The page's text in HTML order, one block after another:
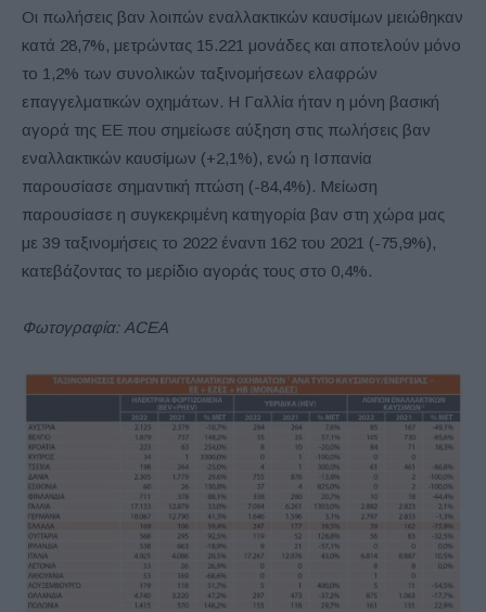
Οι πωλήσεις βαν λοιπών εναλλακτικών καυσίμων μειώθηκαν
κατά 28,7%, μετρώντας 15.221 μονάδες και αποτελούν μόνο
το 1,2% των συνολικών ταξινομήσεων ελαφρών
επαγγελματικών οχημάτων. Η Γαλλία ήταν η μόνη βασική
αγορά της ΕΕ που σημείωσε αύξηση στις πωλήσεις βαν
εναλλακτικών καυσίμων (+2,1%), ενώ η Ισπανία
παρουσίασε σημαντική πτώση (-84,4%). Μείωση
παρουσίασε η συγκεκριμένη κατηγορία βαν στη χώρα μας
με 39 ταξινομήσεις το 2022 έναντι 162 του 2021 (-75,9%),
κατεβάζοντας το μερίδιο αγοράς τους στο 0,4%.
Φωτογραφία: ACEA